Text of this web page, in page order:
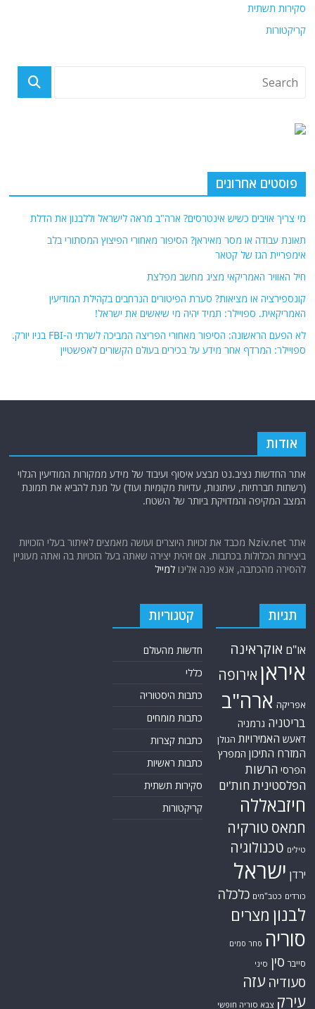
סקירות תשתית
קריקטורות
פוסטים אחרונים
מי צריך אויבים כשיש אינטרסים? ארה"ב מראה לישראל וללבנון את הדלת
תאונת עבודה או מסר מאיראן? הסיפור מאחורי הפיצוץ המסתורי בלב
אימפריית הגז של קטאר
חיל האוויר האמריקאי מציג מחשב מפלצת
קונספירציה או מציאות? סערת הפיטורים הנרחבים בקהילת המודיעין
האמריקאית. ספויילר: תמיד יהיה מי שיאשים את ישראל!
לא הפעם הראשונה: הסיפור מאחורי הפריצה המביכה לשרתי ה-FBI בניו יורק.
ספויילר: המרדף אחר מידע על בכירים בעולם הקשורים לאפשטיין
אודות
אתר החדשות נציב.נט מבצע איסוף ועיבוד של מידע ממקורות המודיעין הגלוי
(רשתות חברתיות, עיתונות, עדויות מקומיות ועוד) על מנת להביא את תמונת
המצב המקיפה והמדויקת ביותר של השטח.
אתר Nziv.net מכבד את זכויות היוצרים ועושה מאמצים לאיתור בעלי הזכויות
ביצירות הכלולות בכתבות. אם זיהית יצירה שאתה בעל הזכויות בה ואתה מעוניין
להסירה מהכתבה, אנא פנה אלינולמייל
תגיות
או"ם אוקראינה
איראן אירופה
אפריקה ארה"ב
בריטניה גרמניה
דאעש האמירויות הגולן
המזרח התיכון המפרץ
הפרסי הרשות
הפלסטינית חות'ים
חיזבאללה
חמאס טורקיה
טילים טכנולוגיה
ירדן ישראל
כורדים כטב"מים כלכלה
לבנון מצרים
סוריה סחר סמים
סייבר סין סיני
סעודיה עזה
עירק צבא סוריה חופשי
קטגוריות
חדשות מהעולם
כללי
כתבות היסטוריה
כתבות מומחים
כתבות קצרות
כתבות ראשיות
סקירות תשתית
קריקטורות